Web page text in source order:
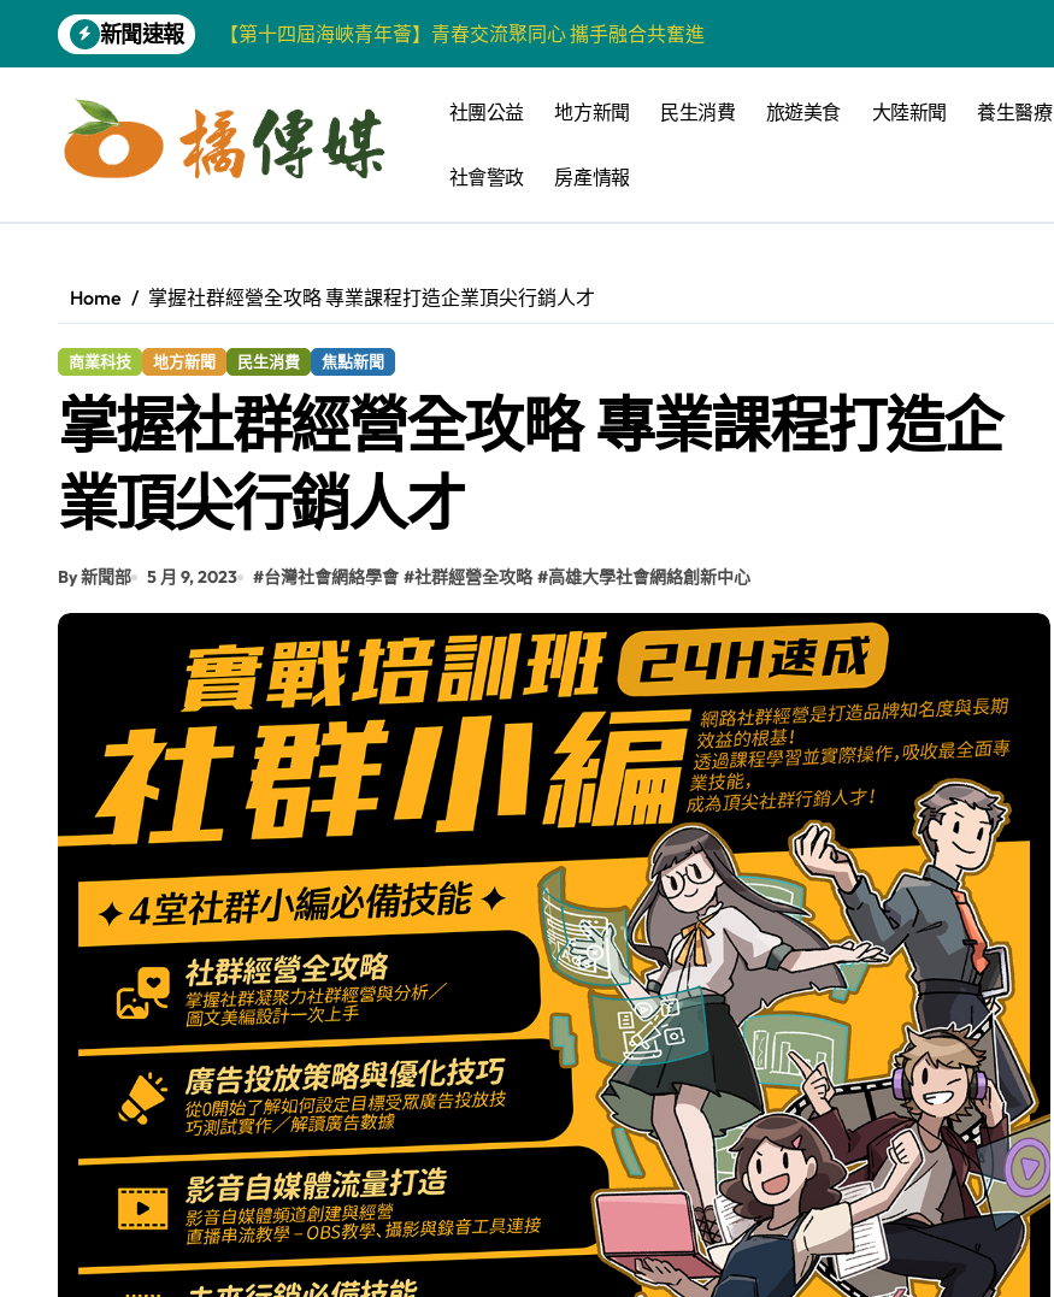
content
新聞速報
雙語教育要務實 柯志恩競辦反批賴陣營斷章取義 表達嚴正抗議
【第十四屆海峽青年薈】兩岸青年福州體驗水上運動
柯志恩競選網站正式上線 打造數位選戰新平台 公開五大亮點
藍綠市長參選人對無人載具條例互批 柯志恩：國民黨版才是「國防+產業」務實版
爭取原住民選票 柯志恩提原民5大政策 打造城鄉共好高雄
雅安 天府之肺裡的安逸密碼 一座被時光偏愛的巴適小城
港都文藝學會首辦蓮池潭文學營 支持高雄文學再出發
高科大機電系與日本愛媛大學跨校合作 並感謝世豐螺絲捐助獎學金
台青創業路艱辛 兩岸融合編織青春夢想
社團公益 地方新聞 民生消費 旅遊美食 大陸新聞 養生醫療
社會警政 房產情報
Home 掌握社群經營全攻略 專業課程打造企業頂尖行銷人才
商業科技 地方新聞 民生消費 焦點新聞
掌握社群經營全攻略 專業課程打造企
業頂尖行銷人才
By 新聞部 5 月 9, 2023 #台灣社會網絡學會 #社群經營全攻略 #高雄大學社會網絡創新中心